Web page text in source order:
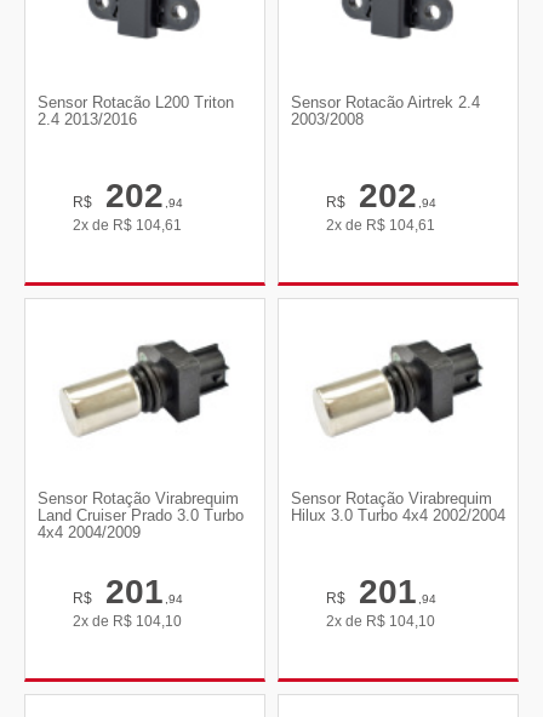
Sensor Rotacão L200 Triton
2.4 2013/2016
R$ 202,94
2x de R$ 104,61
Sensor Rotacão Airtrek 2.4
2003/2008
R$ 202,94
2x de R$ 104,61
Sensor Rotação Virabrequim
Land Cruiser Prado 3.0 Turbo
4x4 2004/2009
R$ 201,94
2x de R$ 104,10
Sensor Rotação Virabrequim
Hilux 3.0 Turbo 4x4 2002/2004
R$ 201,94
2x de R$ 104,10